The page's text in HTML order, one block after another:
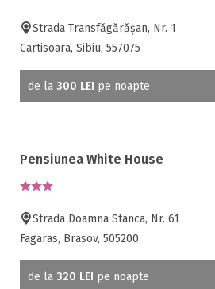
Strada Transfăgărășan, Nr. 1
Cartisoara, Sibiu, 557075
de la 300 LEI pe noapte
Pensiunea White House
Strada Doamna Stanca, Nr. 61
Fagaras, Brasov, 505200
de la 320 LEI pe noapte